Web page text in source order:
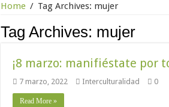
Home / Tag Archives: mujer
Tag Archives: mujer
¡8 marzo: manifiéstate por
7 marzo, 2022 Interculturalidad 0
Read More »